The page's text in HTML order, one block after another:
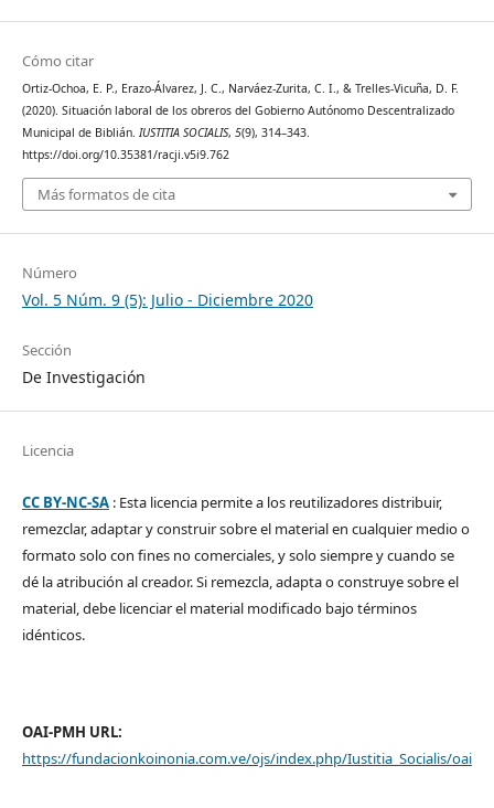
Cómo citar
Ortiz-Ochoa, E. P., Erazo-Álvarez, J. C., Narváez-Zurita, C. I., & Trelles-Vicuña, D. F.
(2020). Situación laboral de los obreros del Gobierno Autónomo Descentralizado
Municipal de Biblián. IUSTITIA SOCIALIS, 5(9), 314–343.
https://doi.org/10.35381/racji.v5i9.762
Más formatos de cita
Número
Vol. 5 Núm. 9 (5): Julio - Diciembre 2020
Sección
De Investigación
Licencia
CC BY-NC-SA: Esta licencia permite a los reutilizadores distribuir,
remezclar, adaptar y construir sobre el material en cualquier medio o
formato solo con fines no comerciales, y solo siempre y cuando se
dé la atribución al creador. Si remezcla, adapta o construye sobre el
material, debe licenciar el material modificado bajo términos
idénticos.
OAI-PMH URL:
https://fundacionkoinonia.com.ve/ojs/index.php/Iustitia_Socialis/oai